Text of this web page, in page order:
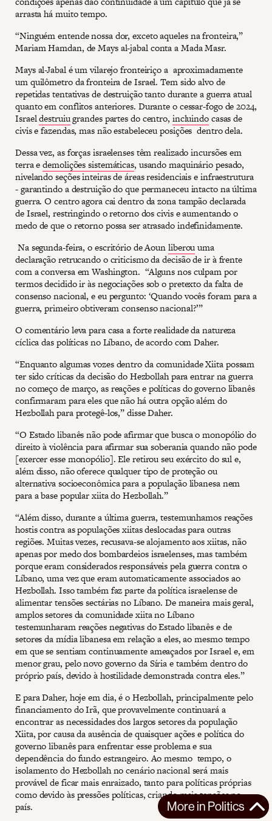
arrasta há muito tempo.
“Ninguém entende nossa dor, exceto aqueles na fronteira,”
Mariam Hamdan, de Mays al-jabal conta a Mada Masr.
Mays al-Jabal é um vilarejo fronteiriço a aproximadamente
um quilômetro da fronteira de Israel. Tem sido alvo de
repetidas tentativas de destruição tanto durante a guerra atual
quanto em conflitos anteriores. Durante o cessar-fogo de 2024,
Israeldestruiugrandes partes do centro, incluindocasas de
civis e fazendas, mas não estabeleceu posições dentro dela.
Dessa vez, as forças israelenses têm realizado incursões em
terra edemolições sistemáticas, usando maquinário pesado,
nivelando seções inteiras de áreas residenciais e infraestrutura
- garantindo a destruição do que permaneceu intacto na última
guerra. O centro agora cai dentro da zona tampão declarada
de Israel, restringindo o retorno dos civis e aumentando o
medo de que o retorno possa ser atrasado indefinidamente.
Na segunda-feira, o escritório de Aounliberouuma
declaração retrucando o criticismo da decisão de ir à frente
com a conversa em Washington. “Alguns nos culpam por
termos decidido ir às negociações sob o pretexto da falta de
consenso nacional, e eu pergunto: ‘Quando vocês foram para a
guerra, primeiro obtiveram consenso nacional?’”
O comentário leva para casa a forte realidade da natureza
cíclica das políticas no Líbano, de acordo com Daher.
“Enquanto algumas vozes dentro da comunidade Xiita possam
ter sido críticas da decisão do Hezbollah para entrar na guerra
no começo de março, as reações e políticas do governo libanês
confirmaram para eles que não há outra opção além do
Hezbollah para protegê-los,” disse Daher.
“O Estado libanês não pode afirmar que busca o monopólio do
direito à violência para afirmar sua soberania quando não pode
[exercer esse monopólio]. Ele retirou seu exército do sul e,
além disso, não oferece qualquer tipo de proteção ou
alternativa socioeconômica para a população libanesa nem
para a base popular xiita do Hezbollah.”
“Além disso, durante a última guerra, testemunhamos reações
hostis contra as populações xiitas deslocadas para outras
regiões. Muitas vezes, recusava-se alojamento aos xiitas, não
apenas por medo dos bombardeios israelenses, mas também
porque eram considerados responsáveis pela guerra contra o
Líbano, uma vez que eram automaticamente associados ao
Hezbollah. Isso também faz parte da política israelense de
alimentar tensões sectárias no Líbano. De maneira mais geral,
amplos setores da comunidade xiita no Líbano
testemunharam reações negativas do Estado libanês e de
setores da mídia libanesa em relação a eles, ao mesmo tempo
em que se sentiam continuamente ameaçados por Israel e, em
menor grau, pelo novo governo da Síria e também dentro do
próprio país, devido à hostilidade demonstrada contra eles.”
E para Daher, hoje em dia, é o Hezbollah, principalmente pelo
financiamento do Irã, que provavelmente continuará a
encontrar as necessidades dos largos setores da população
Xiita, por causa da ausência de quaisquer ações e política do
governo libanês para enfrentar esse problema e sua
dependência do fundo estrangeiro. Ao mesmo tempo, o
isolamento do Hezbollah no cenário nacional será mais
provável de ficar mais enraizado, tanto para políticas próprias
como devido às pressões políticas, criando mais tensões no
país.
More in Politics